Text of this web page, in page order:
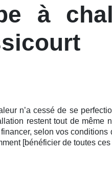
à
n’a cessé de se
restent tout de même
selon vos
[bénéficier de toutes